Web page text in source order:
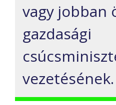
vagy jobban
gazdasági
vezetésének.